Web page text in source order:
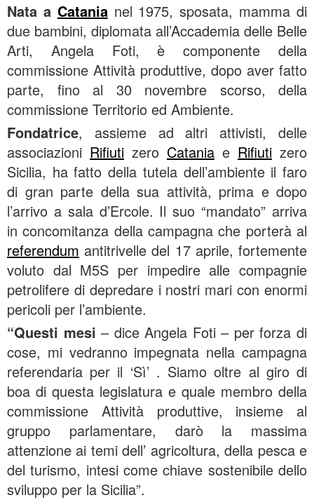
Nata a Catanianel 1975, sposata, mamma di
due bambini, diplomata all’Accademia delle Belle
Arti, Angela Foti, è componente della
commissione Attività produttive, dopo aver fatto
parte, fino al 30 novembre scorso, della
commissione Territorio ed Ambiente.
Fondatrice, assieme ad altri attivisti, delle
associazioni Rifiuti zero Catania e Rifiuti zero
Sicilia, ha fatto della tutela dell’ambiente il faro
di gran parte della sua attività, prima e dopo
l’arrivo a sala d’Ercole. Il suo “mandato” arriva
in concomitanza della campagna che porterà al
referendum antitrivelle del 17 aprile, fortemente
voluto dal M5S per impedire alle compagnie
petrolifere di depredare i nostri mari con enormi
pericoli per l’ambiente.
“Questi mesi – dice Angela Foti – per forza di
cose, mi vedranno impegnata nella campagna
referendaria per il ‘Sì’ . Siamo oltre al giro di
boa di questa legislatura e quale membro della
commissione Attività produttive, insieme al
gruppo parlamentare, darò la massima
attenzione ai temi dell’ agricoltura, della pesca e
del turismo, intesi come chiave sostenibile dello
sviluppo per la Sicilia”.